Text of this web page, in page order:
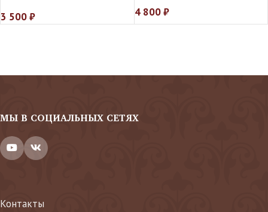
3 500₽ 4 800₽
МЫ В СОЦИАЛЬНЫХ СЕТЯХ
Контакты